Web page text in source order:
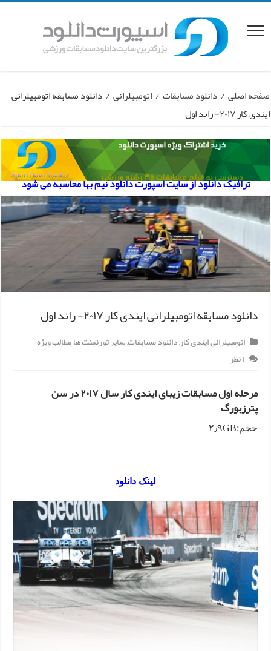
صفحه اصلی / دانلود مسابقات / اتومبیلرانی / دانلود مسابقه اتومبیلرانی
ایندی کار ۲۰۱۷- راند اول
ترافیک دانلود از سایت اسپورت دانلود نیم بها محاسبه می شود
دانلود مسابقه اتومبیلرانی ایندی کار ۲۰۱۷- راند اول
اتومبیلرانی,ایندی کار,دانلود مسابقات,سایر تورنمنت ها,مطالب ویژه
۱ نظر
مرحله اول مسابقات زیبای ایندی کار سال ۲۰۱۷ در سن
پترزبورگ
حجم:۲٫۹GB
لینک دانلود